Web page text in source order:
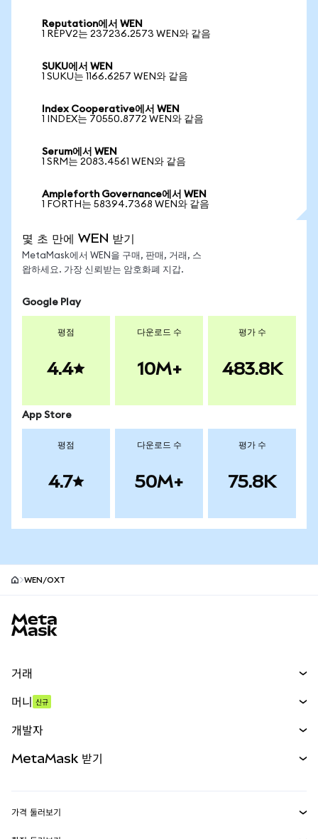
Reputation에서 WEN
1 REPV2는 237236.2573 WEN와 같음
SUKU에서 WEN
1 SUKU는 1166.6257 WEN와 같음
Index Cooperative에서 WEN
1 INDEX는 70550.8772 WEN와 같음
Serum에서 WEN
1 SRM는 2083.4561 WEN와 같음
Ampleforth Governance에서 WEN
1 FORTH는 58394.7368 WEN와 같음
몇 초 만에 WEN 받기
MetaMask에서 WEN을 구매, 판매, 거래, 스
왑하세요. 가장 신뢰받는 암호화폐 지갑.
Google Play
평점
4.4
다운로드 수
10M+
평가 수
483.8K
App Store
평점
4.7
다운로드 수
50M+
평가 수
75.8K
WEN/OXT
거래
무기한 선물
실물자산
머니 신규
개발자
MetaMask 받기
가격 둘러보기